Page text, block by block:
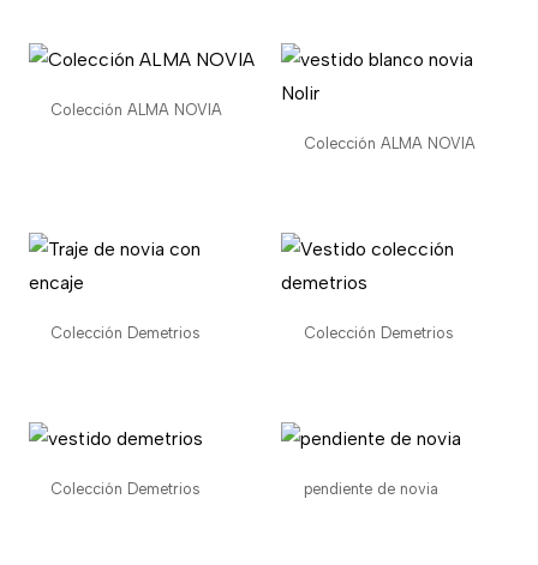
Colección ALMA NOVIA
Colección ALMA NOVIA
Colección Demetrios Colección Demetrios
Colección Demetrios pendiente de novia